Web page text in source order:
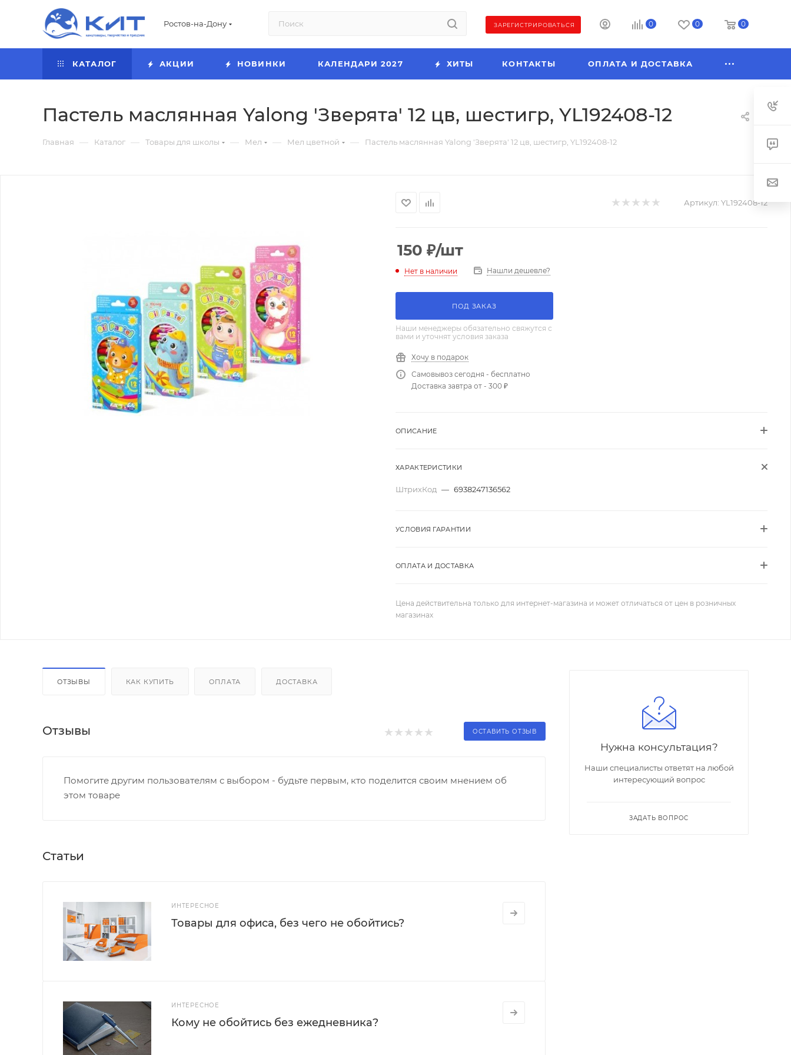
Ростов-на-Дону ЗАРЕГИСТРИРОВАТЬСЯ 0 0 0
КАТАЛОГ АКЦИИ НОВИНКИ КАЛЕНДАРИ 2027 ХИТЫ КОНТАКТЫ ОПЛАТА И ДОСТАВКА
Пастель маслянная Yalong 'Зверята' 12 цв, шестигр, YL192408-12
Главная — Каталог — Товары для школы — Мел — Мел цветной — Пастель маслянная Yalong 'Зверята' 12 цв, шестигр, YL192408-12
Артикул: YL192408-12
150 ₽/шт
Нет в наличии Нашли дешевле?
ПОД ЗАКАЗ
Наши менеджеры обязательно свяжутся с
вами и уточнят условия заказа
Хочу в подарок
Самовывоз сегодня - бесплатно
Доставка завтра от - 300 ₽
ОПИСАНИЕ
ХАРАКТЕРИСТИКИ
ШтрихКод — 6938247136562
УСЛОВИЯ ГАРАНТИИ
ОПЛАТА И ДОСТАВКА
Цена действительна только для интернет-магазина и может отличаться от цен в розничных
магазинах
ОТЗЫВЫ КАК КУПИТЬ ОПЛАТА ДОСТАВКА
Отзывы ОСТАВИТЬ ОТЗЫВ
Помогите другим пользователям с выбором - будьте первым, кто поделится своим мнением об
этом товаре
Статьи
ИНТЕРЕСНОЕ
Товары для офиса, без чего не обойтись?
ИНТЕРЕСНОЕ
Кому не обойтись без ежедневника?
Нужна консультация?
Наши специалисты ответят на любой
интересующий вопрос
ЗАДАТЬ ВОПРОС